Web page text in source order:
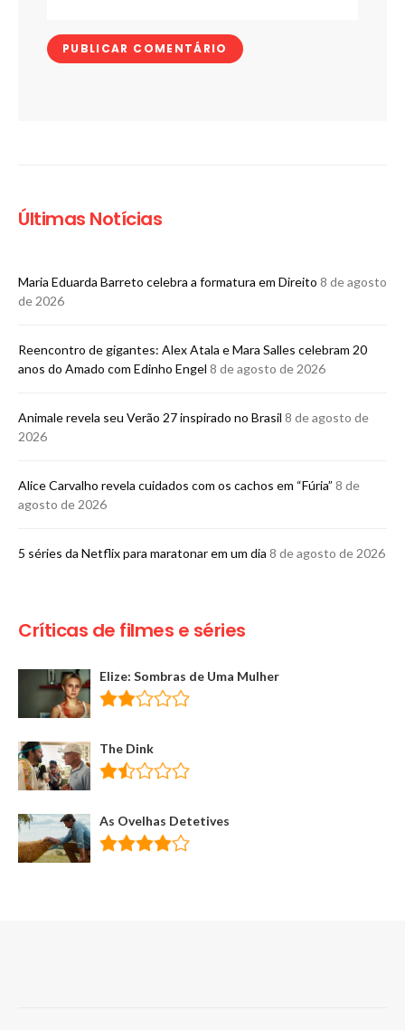
Últimas Notícias
Maria Eduarda Barreto celebra a formatura em Direito 8 de agosto
de 2026
Reencontro de gigantes: Alex Atala e Mara Salles celebram 20
anos do Amado com Edinho Engel 8 de agosto de 2026
Animale revela seu Verão 27 inspirado no Brasil 8 de agosto de
2026
Alice Carvalho revela cuidados com os cachos em “Fúria” 8 de
agosto de 2026
5 séries da Netflix para maratonar em um dia 8 de agosto de 2026
Críticas de filmes e séries
Elize: Sombras de Uma Mulher
The Dink
As Ovelhas Detetives